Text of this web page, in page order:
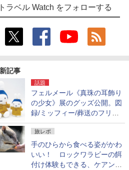
ラベル Watch をフォローする
記事
話題
フェルメール《真珠の耳飾り
の少女》展のグッズ公開。図
録/ミッフィー/葬送のフリー
レンほか、注目ブランドコラ
ボが実現
旅レポ
手のひらから食べる姿がかわ
いい！ ロックワラビーの餌
付け体験もできる、ケアンズ